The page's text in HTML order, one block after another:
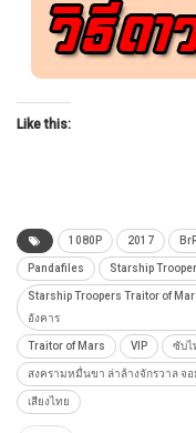
Like this:
1080P 2017
Pandafiles Starship
Starship Troopers Traitor of
อังคาร
Traitor of Mars VIP ซับไ
สงครามหมื่นขา ล่าล้างจักรวาล จ
เสียงไทย